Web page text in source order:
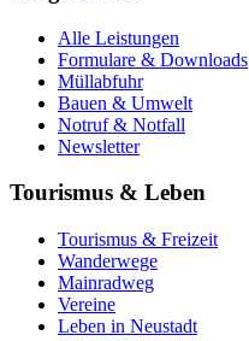
Alle Leistungen
Formulare & Downloads
Müllabfuhr
Bauen & Umwelt
Notruf & Notfall
Newsletter
Tourismus & Leben
Tourismus & Freizeit
Wanderwege
Mainradweg
Vereine
Leben in Neustadt